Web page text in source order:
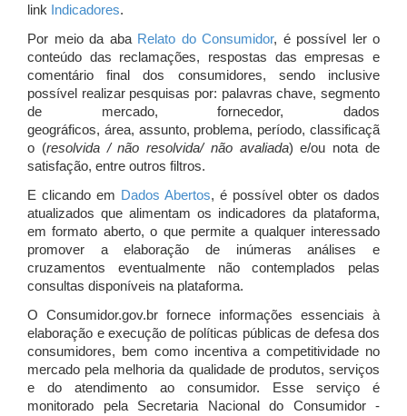
link Indicadores.
Por meio da aba Relato do Consumidor, é possível ler o
conteúdo das reclamações, respostas das empresas e
comentário final dos consumidores, sendo inclusive
possível realizar pesquisas por: palavras chave, segmento
de mercado, fornecedor, dados
geográficos, área, assunto, problema, período, classificaçã
o (resolvida / não resolvida/ não avaliada) e/ou nota de
satisfação, entre outros filtros.
E clicando em Dados Abertos, é possível obter os dados
atualizados que alimentam os indicadores da plataforma,
em formato aberto, o que permite a qualquer interessado
promover a elaboração de inúmeras análises e
cruzamentos eventualmente não contemplados pelas
consultas disponíveis na plataforma.
O Consumidor.gov.br fornece informações essenciais à
elaboração e execução de políticas públicas de defesa dos
consumidores, bem como incentiva a competitividade no
mercado pela melhoria da qualidade de produtos, serviços
e do atendimento ao consumidor. Esse serviço é
monitorado pela Secretaria Nacional do Consumidor -